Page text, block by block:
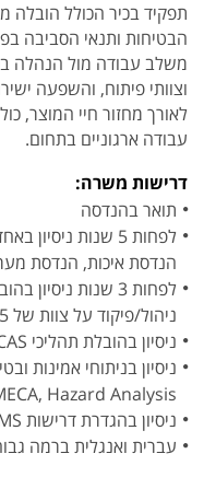
תפקיד בכיר הכולל הובלה
הבטיחות ותנאי הסביבה
משלב עבודה מול הנהלה
וצוותי פיתוח, והשפעה
לאורך מחזור חיי המוצר,
עבודה ארגוניים בתחום.
דרישות משרה:
תואר בהנדסה
לפחות 5 שנות
הנדסת איכות, הנדסת
לפחות 3 שנות
ניהול/פיקוד על צוות של 5 עובדים ומעלה
ניסיון בהובלת תהליכי FRACAS, ניתוח תקלות והפקת לקחים
Hazard Analysis)
ניסיון בהגדרת דרישות RAMS ברמת מערכת
עברית ואנגלית ברמה